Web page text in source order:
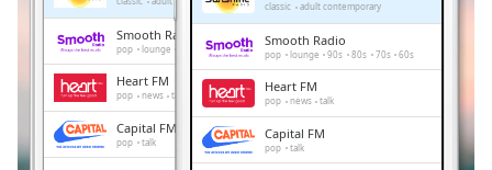
Time-
Playback
Smooth Radio
pop lounge 80s 70s 60s
Heart FM
pop news talk
Capital FM
pop talk
classic adult contemporary
Smooth Radio
pop lounge 90s 80s 70s 60s
Heart FM
pop news talk
Capital FM
pop talk